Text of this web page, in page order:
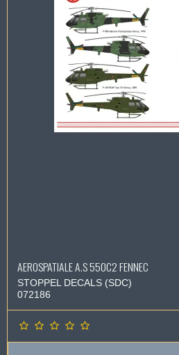
AEROSPATIALE A.S 550C2 FENNEC
STOPPEL DECALS (SDC)
072186